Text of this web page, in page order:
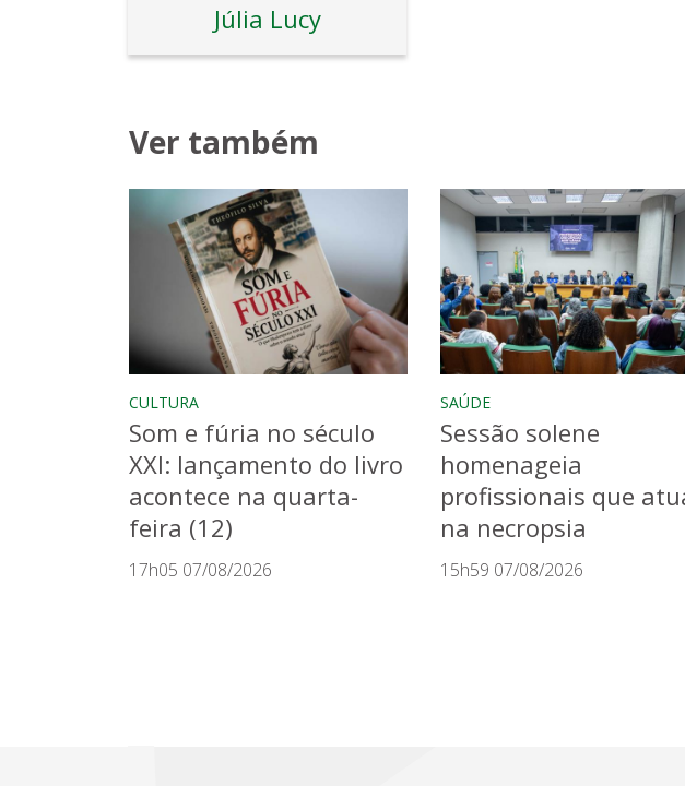
Júlia Lucy
Ver também
CULTURA
Som e fúria no século
XXI: lançamento do livro
acontece na quarta-
feira (12)
17h05 07/08/2026
SAÚDE
Sessão solene
homenageia
profissionais que
na necropsia
15h59 07/08/2026